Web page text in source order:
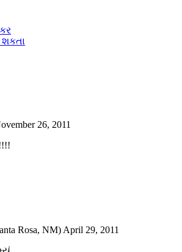
શકતા
26, 2011
Rosa, NM) April 29, 2011